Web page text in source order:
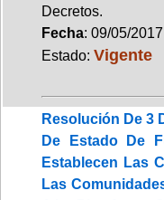
Decretos.
Fecha: 09/05/2017
Estado: Vigente
Resolución De 3
De Estado De
Establecen Las
Las